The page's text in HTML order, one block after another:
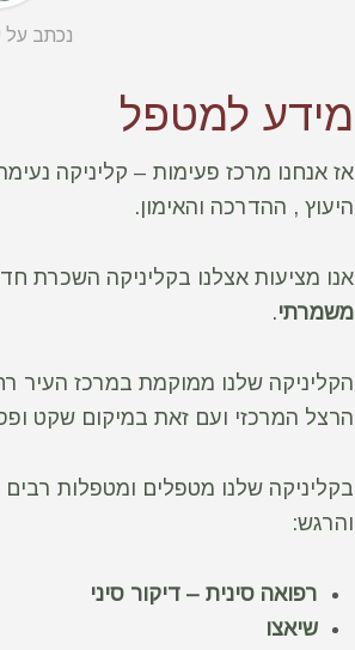
נכתב על
מידע למטפל
אז אנחנו מרכז פעימות – קליניקה
היעוץ , ההדרכה והאימון.
אנו מציעות אצלנו בקליניקה השכרת
משמרתי.
הקליניקה שלנו ממוקמת במרכז העיר
הרצל המרכזי ועם זאת במיקום שקט
בקליניקה שלנו מטפלים ומטפלות
והרגש:
רפואה סינית – דיקור סיני
שיאצו